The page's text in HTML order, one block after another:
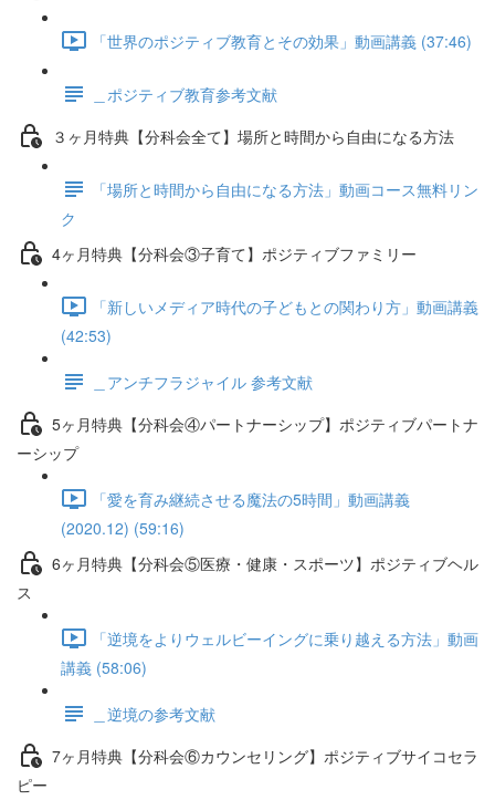
「世界のポジティブ教育とその効果」動画講義 (37:46)
＿ポジティブ教育参考文献
３ヶ月特典【分科会全て】場所と時間から自由になる方法
「場所と時間から自由になる方法」動画コース無料リン
ク
4ヶ月特典【分科会③子育て】ポジティブファミリー
「新しいメディア時代の子どもとの関わり方」動画講義
(42:53)
＿アンチフラジャイル 参考文献
5ヶ月特典【分科会④パートナーシップ】ポジティブパートナ
ーシップ
「愛を育み継続させる魔法の5時間」動画講義
(2020.12) (59:16)
6ヶ月特典【分科会⑤医療・健康・スポーツ】ポジティブヘル
ス
「逆境をよりウェルビーイングに乗り越える方法」動画
講義 (58:06)
＿逆境の参考文献
7ヶ月特典【分科会⑥カウンセリング】ポジティブサイコセラ
ピー